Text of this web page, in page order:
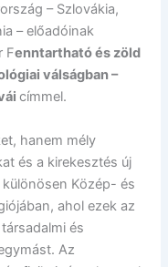
– Szlovákia,
– előadóinak
Fenntartható és zöld
válságban –
címmel.
hanem mély
és a kirekesztés új
Közép- és
ahol ezek az
és
Az